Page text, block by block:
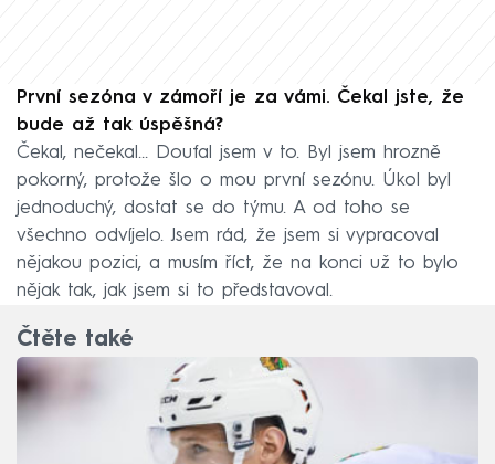
První sezóna v zámoří je za vámi. Čekal jste, že
bude až tak úspěšná?
Čekal, nečekal… Doufal jsem v to. Byl jsem hrozně
pokorný, protože šlo o mou první sezónu. Úkol byl
jednoduchý, dostat se do týmu. A od toho se
všechno odvíjelo. Jsem rád, že jsem si vypracoval
nějakou pozici, a musím říct, že na konci už to bylo
nějak tak, jak jsem si to představoval.
Čtěte také